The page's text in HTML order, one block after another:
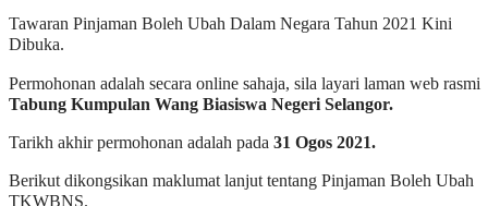
Tawaran Pinjaman Boleh Ubah Dalam Negara Tahun 2021 Kini
Dibuka.
Permohonan adalah secara online sahaja, sila layari laman web rasmi
Tabung Kumpulan Wang Biasiswa Negeri Selangor.
Tarikh akhir permohonan adalah pada 31 Ogos 2021.
Berikut dikongsikan maklumat lanjut tentang Pinjaman Boleh Ubah
TKWBNS.